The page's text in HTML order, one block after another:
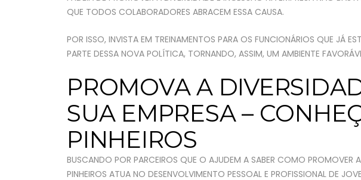
QUE TODOS COLABORADORES ABRACEM ESSA CAUSA.
POR ISSO, INVISTA EM TREINAMENTOS PARA OS FUNCIONÁRIOS QUE JÁ
PARTE DESSA NOVA POLÍTICA, TORNANDO, ASSIM, UM AMBIENTE
PROMOVA A
SUA EMPRESA –
PINHEIROS
BUSCANDO POR PARCEIROS QUE O AJUDEM A SABER COMO PROMOVER
PINHEIROS ATUA NO DESENVOLVIMENTO PESSOAL E PROFISSIONAL DE